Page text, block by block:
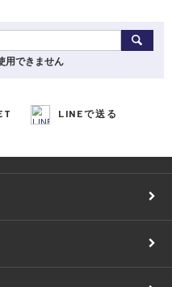
できません
LINEで送る